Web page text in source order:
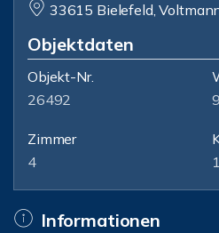
33615 Bielefeld,
Objektdaten
Objekt-Nr.
26492
Zimmer
4
Informationen